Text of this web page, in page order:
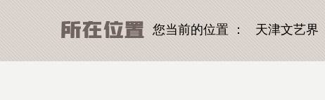
您当前的位置 ： 天津文艺界